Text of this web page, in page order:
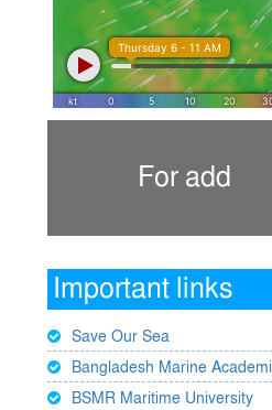
For add
Important links
Save Our Sea
Bangladesh Marine Academi
BSMR Maritime University